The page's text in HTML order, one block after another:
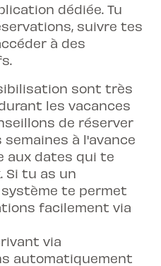
dédiée. Tu
suivre tes
à des
sont très
les vacances
de réserver
à l'avance
aux dates qui te
Si tu as un
te permet
facilement via
via
automatiquement